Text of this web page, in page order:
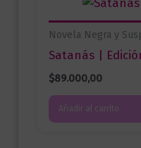
Novela Negra y
Satanás |
$89.000,00
Añadir al carrito